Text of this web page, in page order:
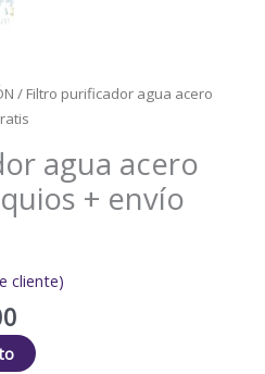
/ Filtro purificador agua acero
agua acero
+ envío
cliente)